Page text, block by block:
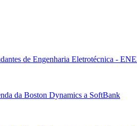
de Engenharia Eletrotécnica -
da Boston Dynamics a SoftBank